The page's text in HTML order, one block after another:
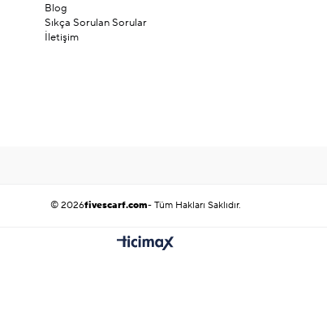
Blog
Sıkça Sorulan Sorular
İletişim
© 2026fivescarf.com- Tüm Hakları Saklıdır.